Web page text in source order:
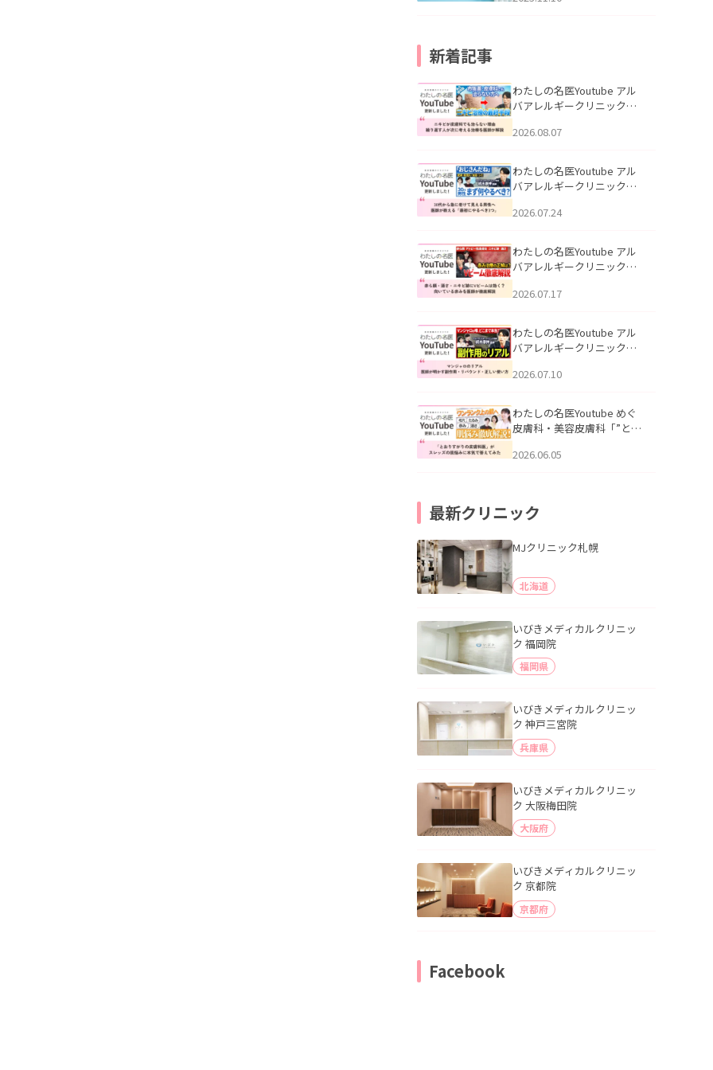
新着記事
わたしの名医Youtube アル
バアレルギークリニック札
らない理由｜繰り返す人が
説」を公開いたしました。
2026.08.07
わたしの名医Youtube アル
バアレルギークリニック札
える男性へ｜医師が教える
公開いたしました。
2026.07.24
わたしの名医Youtube アル
バアレルギークリニック札
跡にVビームは効く？向いて
説」を公開いたしました。
2026.07.17
わたしの名医Youtube アル
バアレルギークリニック札
医師が明かす副作用・リバ
公開いたしました。
2026.07.10
わたしの名医Youtube めぐ
皮膚科・美容皮膚科「”とお
ッズの肌悩みに本気で答え
2026.06.05
最新クリニック
MJクリニック札幌
北海道
いびきメディカルクリニッ
ク 福岡院
福岡県
いびきメディカルクリニッ
ク 神戸三宮院
兵庫県
いびきメディカルクリニッ
ク 大阪梅田院
大阪府
いびきメディカルクリニッ
ク 京都院
京都府
Facebook